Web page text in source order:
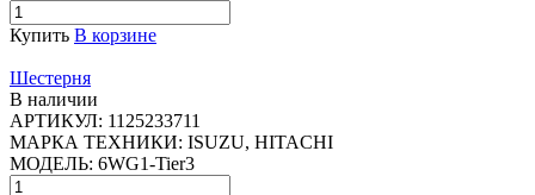
Купить В корзине
Шестерня
В наличии
АРТИКУЛ: 1125233711
МАРКА ТЕХНИКИ: ISUZU, HITACHI
МОДЕЛЬ: 6WG1-Tier3